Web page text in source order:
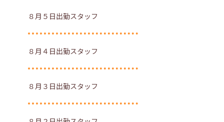
８月５日出勤スタッフ
８月４日出勤スタッフ
８月３日出勤スタッフ